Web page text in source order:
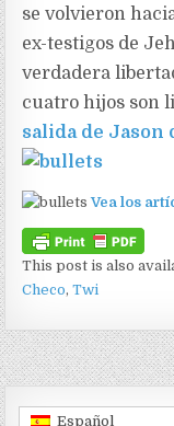
se volvieron
ex-testigos de
verdadera
cuatro hijos son
salida de Jason
Vea los
This post is also
Checo Twi
Español